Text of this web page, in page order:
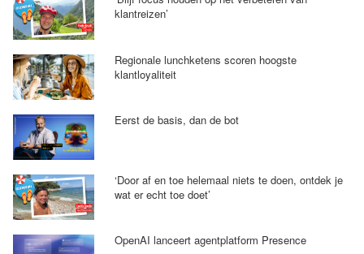
klantreizen’
Regionale lunchketens scoren hoogste
klantloyaliteit
Eerst de basis, dan de bot
‘Door af en toe helemaal niets te doen, ontdek je
wat er echt toe doet’
OpenAI lanceert agentplatform Presence